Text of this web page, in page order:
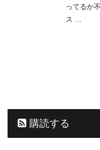
ってるか
ス …
購読する